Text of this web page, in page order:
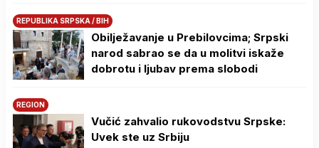
REPUBLIKA SRPSKA / BIH
Obilježavanje u Prebilovcima; Srpski
narod sabrao se da u molitvi iskaže
dobrotu i ljubav prema slobodi
REGION
Vučić zahvalio rukovodstvu Srpske:
Uvek ste uz Srbiju